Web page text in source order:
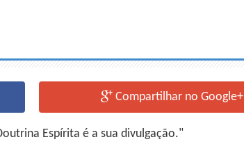
Compartilhar no Google+
Espírita é a sua divulgação."